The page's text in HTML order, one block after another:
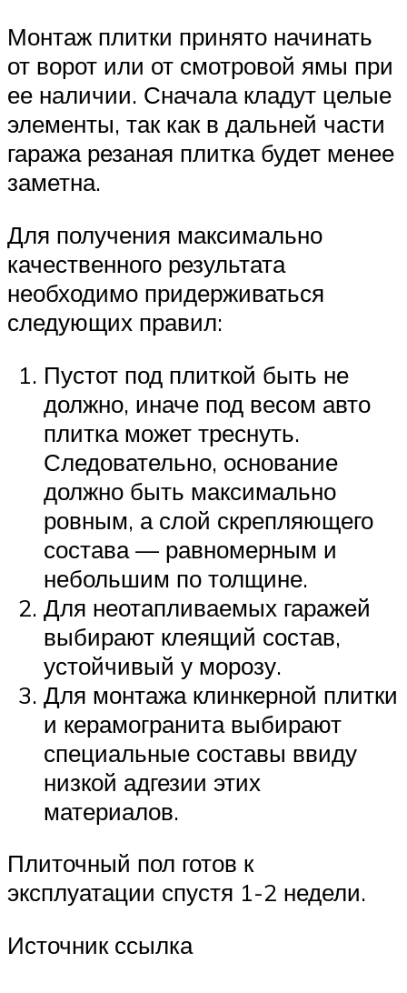
Монтаж плитки принято начинать
от ворот или от смотровой ямы при
ее наличии. Сначала кладут целые
элементы, так как в дальней части
гаража резаная плитка будет менее
заметна.
Для получения максимально
качественного результата
необходимо придерживаться
следующих правил:
Пустот под плиткой быть не
должно, иначе под весом авто
плитка может треснуть.
Следовательно, основание
должно быть максимально
ровным, а слой скрепляющего
состава — равномерным и
небольшим по толщине.
Для неотапливаемых гаражей
выбирают клеящий состав,
устойчивый у морозу.
Для монтажа клинкерной плитки
и керамогранита выбирают
специальные составы ввиду
низкой адгезии этих
материалов.
Плиточный пол готов к
эксплуатации спустя 1-2 недели.
Источник ссылка